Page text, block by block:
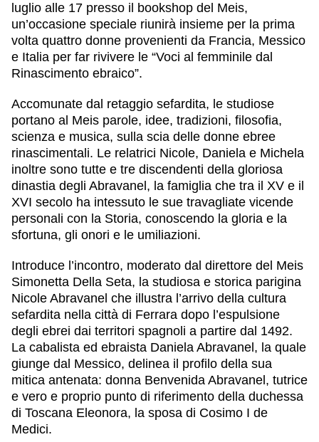
luglio alle 17 presso il bookshop del Meis,
un’occasione speciale riunirà insieme per la prima
volta quattro donne provenienti da Francia, Messico
e Italia per far rivivere le “Voci al femminile dal
Rinascimento ebraico”.
Accomunate dal retaggio sefardita, le studiose
portano al Meis parole, idee, tradizioni, filosofia,
scienza e musica, sulla scia delle donne ebree
rinascimentali. Le relatrici Nicole, Daniela e Michela
inoltre sono tutte e tre discendenti della gloriosa
dinastia degli Abravanel, la famiglia che tra il XV e il
XVI secolo ha intessuto le sue travagliate vicende
personali con la Storia, conoscendo la gloria e la
sfortuna, gli onori e le umiliazioni.
Introduce l’incontro, moderato dal direttore del Meis
Simonetta Della Seta, la studiosa e storica parigina
Nicole Abravanel che illustra l’arrivo della cultura
sefardita nella città di Ferrara dopo l’espulsione
degli ebrei dai territori spagnoli a partire dal 1492.
La cabalista ed ebraista Daniela Abravanel, la quale
giunge dal Messico, delinea il profilo della sua
mitica antenata: donna Benvenida Abravanel, tutrice
e vero e proprio punto di riferimento della duchessa
di Toscana Eleonora, la sposa di Cosimo I de
Medici.